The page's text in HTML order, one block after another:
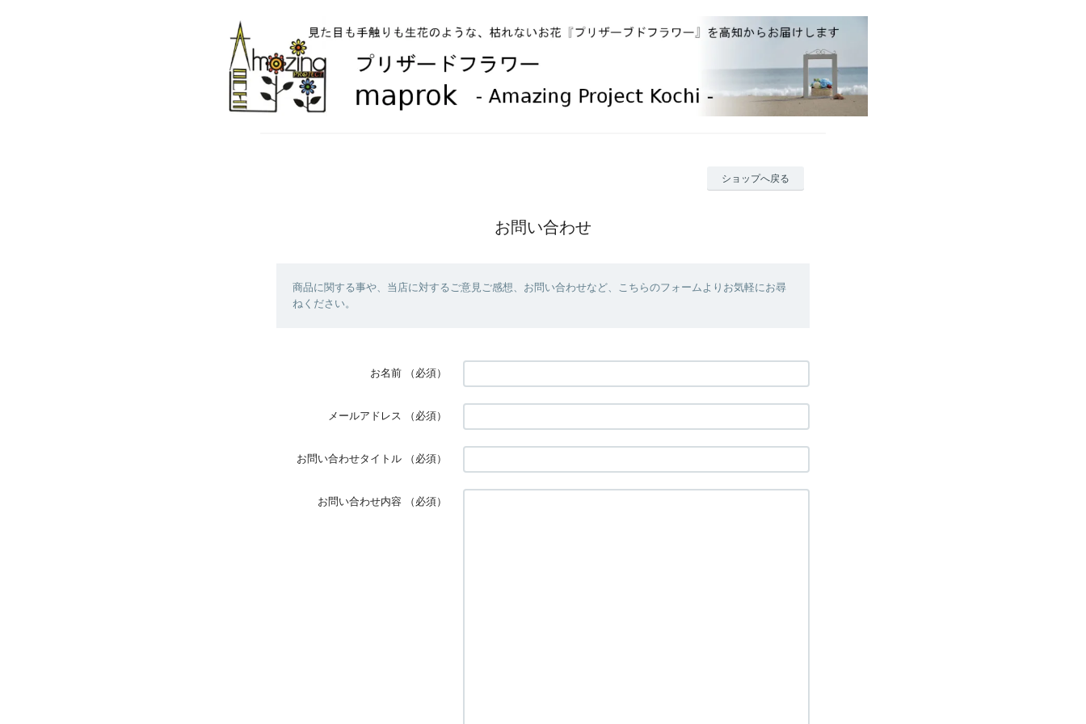
ショップへ戻る
お問い合わせ
商品に関する事や、当店に対するご意見ご感想、お問い合わせなど、こちらのフォームよりお気軽にお尋
ねください。
お名前 （必須）
メールアドレス （必須）
お問い合わせタイトル （必須）
お問い合わせ内容 （必須）